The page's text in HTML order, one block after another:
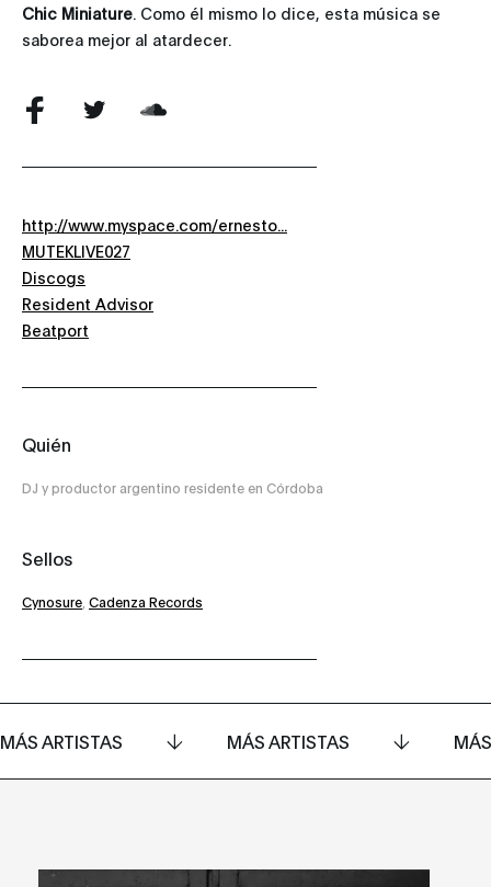
Chic Miniature . Como él mismo lo dice, esta música se
saborea mejor al atardecer.
http://www.myspace.com/ernesto...
MUTEKLIVE027
Discogs
Resident Advisor
Beatport
Quién
DJ y productor argentino residente en Córdoba
Sellos
Cynosure Cadenza Records
MÁS ARTISTAS MÁS ARTISTAS